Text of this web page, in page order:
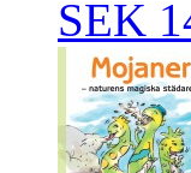
SEK